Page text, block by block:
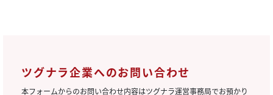
ツグナラ企業へのお問い合わせ
本フォームからのお問い合わせ内容はツグナラ運営事務局でお預かり